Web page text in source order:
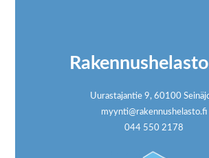
Uurastajantie 9, 60100
myynti@rakennushelasto.fi
044 550 2178